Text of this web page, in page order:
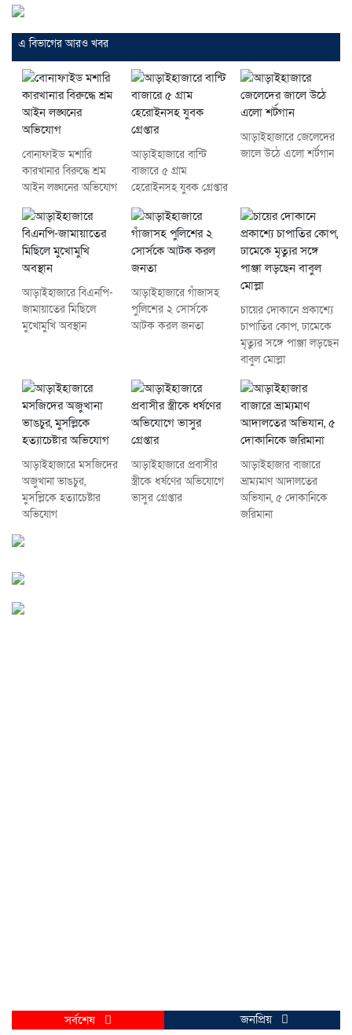
এ বিভাগের আরও খবর
বোনাফাইড মশারি
কারখানার বিরুদ্ধে শ্রম
আইন লঙ্ঘনের অভিযোগ
আড়াইহাজারে বান্টি
বাজারে ৫ গ্রাম
হেরোইনসহ যুবক গ্রেপ্তার
আড়াইহাজারে জেলেদের
জালে উঠে এলো শর্টগান
আড়াইহাজারে বিএনপি-
জামায়াতের মিছিলে
মুখোমুখি অবস্থান
আড়াইহাজারে গাঁজাসহ
পুলিশের ২ সোর্সকে
আটক করল জনতা
চায়ের দোকানে প্রকাশ্যে
চাপাতির কোপ, ঢামেকে
মৃত্যুর সঙ্গে পাঞ্জা লড়ছেন
বাবুল মোল্লা
আড়াইহাজারে মস‌জি‌দের
অজুখানা ভাঙচুর,
মুসল্লিকে হত্যাচেষ্টার
অভিযোগ
আড়াইহাজারে প্রবাসীর
স্ত্রীকে ধর্ষণের অভিযোগে
ভাসুর গ্রেপ্তার
আড়াইহাজার বাজারে
ভ্রাম্যমাণ আদালতের
অভিযান, ৫ দোকানিকে
জরিমানা
সর্বশেষ
জনপ্রিয়